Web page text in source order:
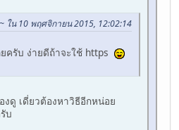
ใน 10 พฤศจิกายน 2015, 12:02:14
ครับ ง่ายดีถ้าจะใช้ https
งดู เดี่ยวต้องหาวิธีอีกหน่อย
บ